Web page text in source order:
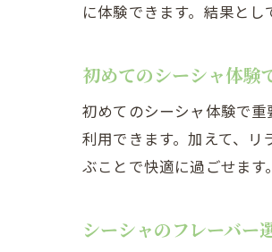
に体験できます。結果と
初めてのシーシャ体験
初めてのシーシャ体験で
利用できます。加えて、
ぶことで快適に過ごせます
シーシャのフレーバー